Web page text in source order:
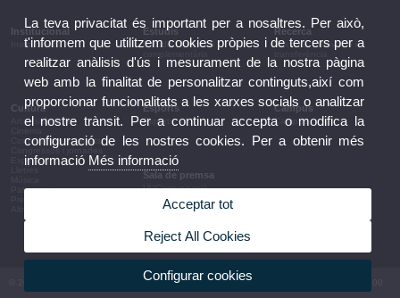
Institucional
Institucional
Estudis
Estudis i formació
Recerca
Recerca, innovació i
Cultura
Arts escèniques
Conferències i debats
Congressos i jornades
Exposicions
Patrimoni
Esports
Esports
Campus
Campus
Sala de premsa
UVComunicació
Notes de premsa
Agenda de govern
Informació corporativa
© 2026 UV. - Av. Blasco Ibáñez, 13. 46010 València. Espanya. Tel UV: (+34) 963 86 41 00
La teva privacitat és important per a nosaltres. Per això,
t'informem que utilitzem cookies pròpies i de tercers per a
realitzar anàlisis d'ús i mesurament de la nostra pàgina
web amb la finalitat de personalitzar continguts,així com
proporcionar funcionalitats a les xarxes socials o analitzar
el nostre trànsit. Per a continuar accepta o modifica la
configuració de les nostres cookies. Per a obtenir més
informació Més informació
Acceptar tot
Reject All Cookies
Configurar cookies